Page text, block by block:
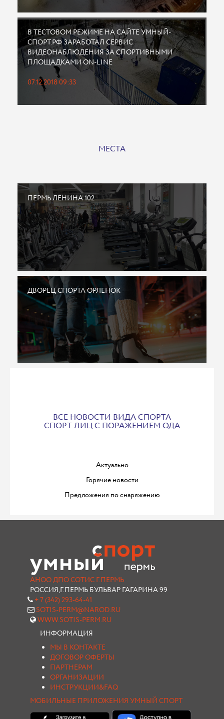
В ТЕСТОВОМ РЕЖИМЕ НА САЙТЕ УМНЫЙ-
СПОРТ.РФ ЗАРАБОТАЛ СЕРВИС
ВИДЕОНАБЛЮДЕНИЯ ЗА СПОРТИВНЫМИ
ПЛОЩАДКАМИ ON-LINE
07.12.2018 09:33
МЕСТА
ПЕРМЬ ЛЕНИНА 102
ДВОРЕЦ СПОРТА ОРЛЕНОК
ВСЕ НОВОСТИ ВИДА СПОРТА
СПОРТ ЛИЦ С ПОРАЖЕНИЕМ ОДА
Актуально
Горячие новости
Предложения по снаряжению
АНОО ДПО СОТИС Г.ПЕРМЬ
РОССИЯ,Г.ПЕРМЬ БУЛЬВАР ГАГАРИНА 99
+ 7 (342) 293-64-41
SOTIS-PERM@NAROD.RU
WWW.SOTIS-PERM.RU
ИНФОРМАЦИЯ
МЫ В КОНТАКТЕ
ДОГОВОР ОФЕРТЫ
ПАРТНЕРАМ
ОРГАНИЗАЦИИ
ИНСТРУКЦИИ&FAQ
МОБИЛЬНЫЕ ПРИЛОЖЕНИЯ УМНЫЙ СПОРТ